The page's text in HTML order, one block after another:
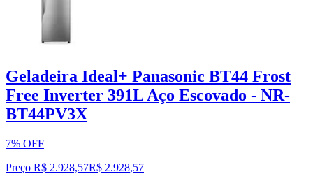
Geladeira Ideal+ Panasonic BT44 Frost
Free Inverter 391L Aço Escovado - NR-
BT44PV3X
7% OFF
Preço R$ 2.928,57R$ 2.928,57